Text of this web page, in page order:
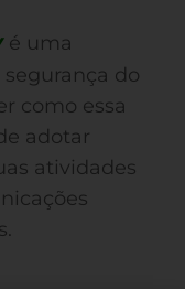
é uma
do
como essa
adotar
atividades